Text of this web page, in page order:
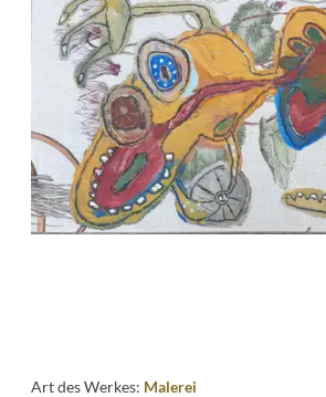
Vita
News
Kontakt
Art des Werkes: Malerei